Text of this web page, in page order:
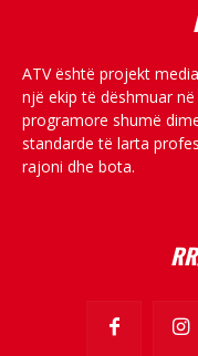
ATV është projekt
një ekip të dëshmuar
programore shumë
standarde të larta
rajoni dhe bota.